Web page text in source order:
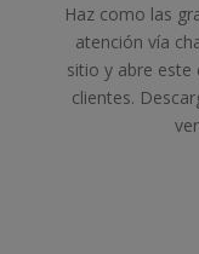
Haz como las
atención vía
sitio y abre este
clientes.